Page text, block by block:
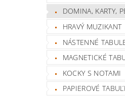
DOMINA, KARTY,
HRAVÝ MUZIKANT
NÁSTENNÉ
MAGNETICKÉ
KOCKY S NOTAMI
PAPIEROVÉ